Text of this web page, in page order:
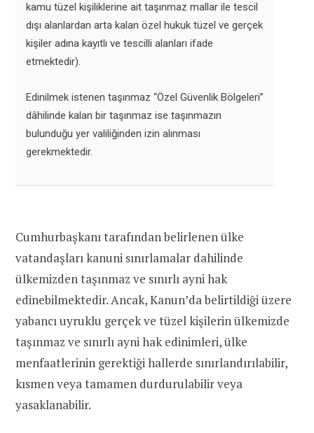
kamu tüzel kişiliklerine ait taşınmaz mallar ile tescil
dışı alanlardan arta kalan özel hukuk tüzel ve gerçek
kişiler adına kayıtlı ve tescilli alanları ifade
etmektedir).
Edinilmek istenen taşınmaz “Özel Güvenlik Bölgeleri”
dâhilinde kalan bir taşınmaz ise taşınmazın
bulunduğu yer valiliğinden izin alınması
gerekmektedir.
Cumhurbaşkanı tarafından belirlenen ülke
vatandaşları kanuni sınırlamalar dahilinde
ülkemizden taşınmaz ve sınırlı ayni hak
edinebilmektedir. Ancak, Kanun’da belirtildiği üzere
yabancı uyruklu gerçek ve tüzel kişilerin ülkemizde
taşınmaz ve sınırlı ayni hak edinimleri, ülke
menfaatlerinin gerektiği hallerde sınırlandırılabilir,
kısmen veya tamamen durdurulabilir veya
yasaklanabilir.